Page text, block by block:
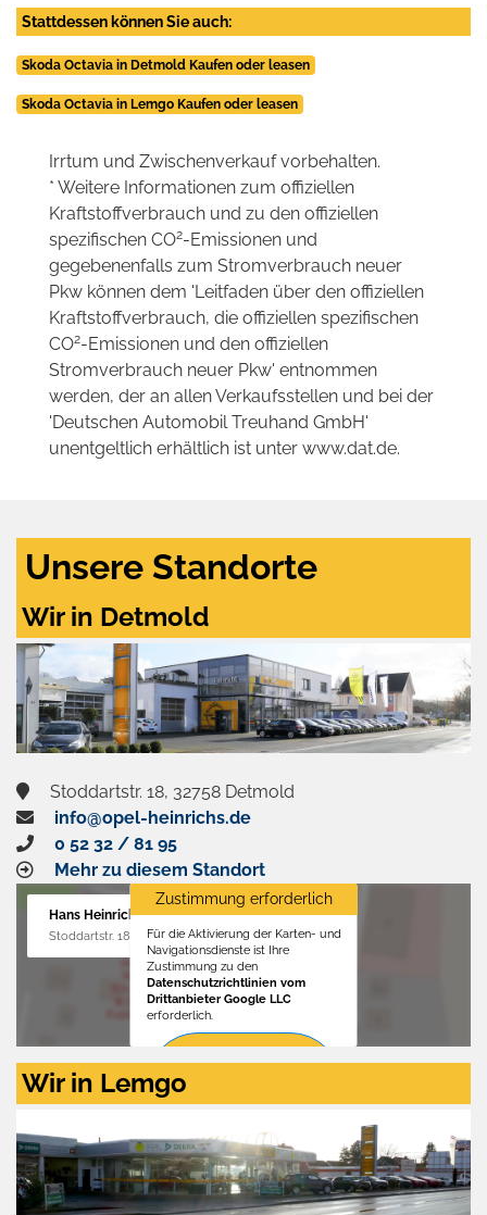
Stattdessen können Sie auch:
Skoda Octavia in Detmold Kaufen oder leasen
Skoda Octavia in Lemgo Kaufen oder leasen
Irrtum und Zwischenverkauf vorbehalten.
* Weitere Informationen zum offiziellen
Kraftstoffverbrauch und zu den offiziellen
spezifischen CO2-Emissionen und
gegebenenfalls zum Stromverbrauch neuer
Pkw können dem 'Leitfaden über den offiziellen
Kraftstoffverbrauch, die offiziellen spezifischen
CO2-Emissionen und den offiziellen
Stromverbrauch neuer Pkw' entnommen
werden, der an allen Verkaufsstellen und bei der
'Deutschen Automobil Treuhand GmbH'
unentgeltlich erhältlich ist unter www.dat.de.
Unsere Standorte
Wir in Detmold
Stoddartstr. 18, 32758 Detmold
info@opel-heinrichs.de
0 52 32 / 81 95
Mehr zu diesem Standort
Hans Heinrichs GmbH
Stoddartstr. 18, 32758 Detmold
Zustimmung erforderlich
Für die Aktivierung der Karten- und
Navigationsdienste ist Ihre
Zustimmung zu den
Datenschutzrichtlinien vom
Drittanbieter Google LLC
erforderlich.
Zustimmen
aktivieren
Wir in Lemgo